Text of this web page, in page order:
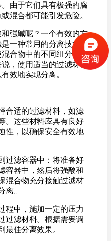
由于它们具有极强的腐
混合都可能引发危险。
强碱呢？一个有效的方
一种常用的分离技术，
合物中的不同组分彼此
，使用适当的过滤材料
效地实现分离。
合适的过滤材料，如滤
。这些材料应具有良好
性，以确保安全有效地
过滤容器中：将准备好
容器中，然后将强酸和
混合物充分接触过滤材
离。
程中，施加一定的压力
过滤材料。根据需要调
最佳分离效果。